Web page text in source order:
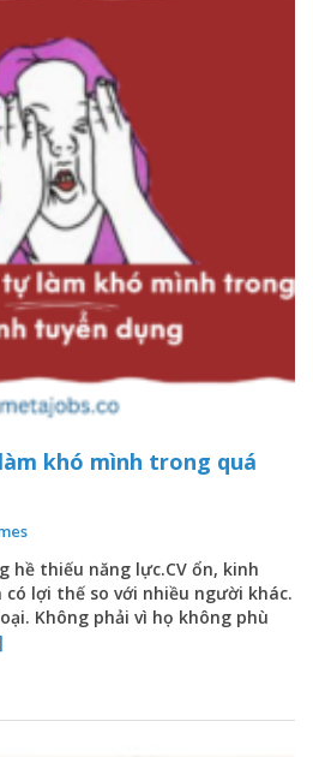
khó mình trong quá
hề thiếu năng lực.CV ổn, kinh
lợi thế so với nhiều người khác.
Không phải vì họ không phù